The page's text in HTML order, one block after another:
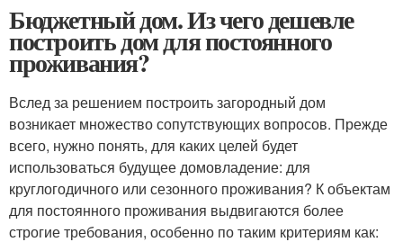
Бюджетный дом. Из чего дешевле
построить дом для постоянного
проживания?
Вслед за решением построить загородный дом
возникает множество сопутствующих вопросов. Прежде
всего, нужно понять, для каких целей будет
использоваться будущее домовладение: для
круглогодичного или сезонного проживания? К объектам
для постоянного проживания выдвигаются более
строгие требования, особенно по таким критериям как: